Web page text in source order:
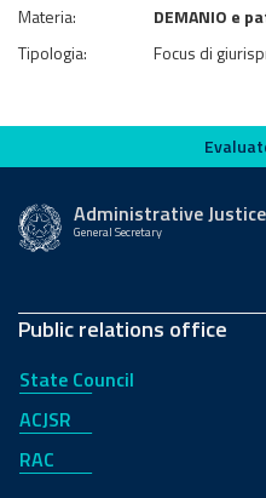
Materia:
DEMANIO e
Tipologia:
Focus di
Evaluate this site
Administrative Justice
General Secretary
Public relations office
State Council
ACJSR
RAC